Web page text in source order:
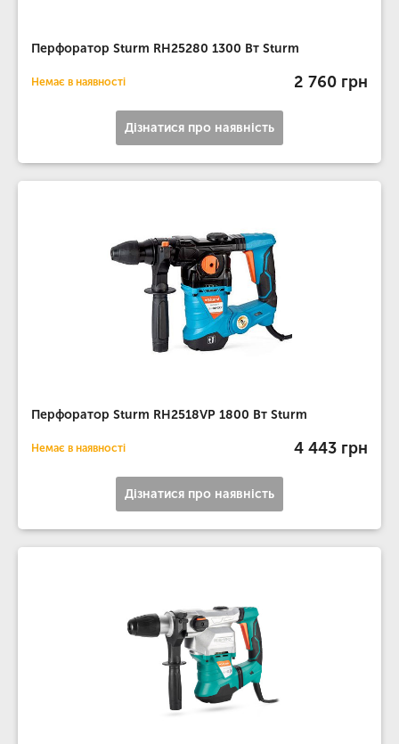
Перфоратор Sturm RH25280 1300 Вт Sturm
Немає в наявності 2 760 грн
Дізнатися про наявність
Перфоратор Sturm RH2518VP 1800 Вт Sturm
Немає в наявності 4 443 грн
Дізнатися про наявність